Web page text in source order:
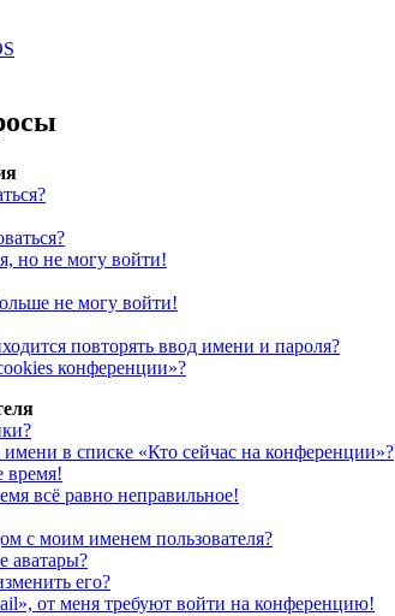
но не могу войти!
не могу войти!
повторять ввод имени и пароля?
конференции»?
в списке «Кто сейчас на конференции»?
время!
всё равно неправильное!
с моим именем пользователя?
аватары?
его?
от меня требуют войти на конференцию!